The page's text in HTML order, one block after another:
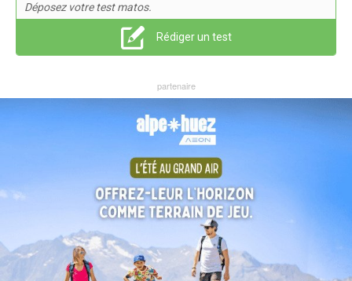
Déposez votre test matos.
Rédiger un test